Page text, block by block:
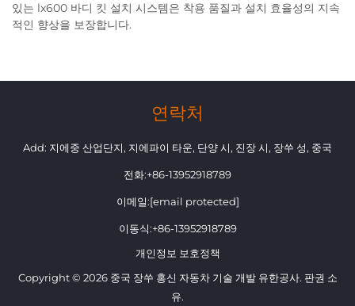
있는 lx600 바디 킷 설치 시스템은 착용 품질과 설치 효율성의 지속
적인 향상을 보장합니다.
연락처
Add: 지에중 산업단지, 지에파이 타운, 단양 시, 진장 시, 장쑤 성, 중국
전화:+86-13952918789
이메일:[email protected]
이동식:+86-13952918789
개인정보 보호정책
Copyright © 2026 중국 장쑤 홍신 자동차 기술 개발 유한공사. 판권 소
유.